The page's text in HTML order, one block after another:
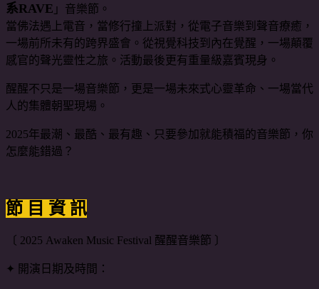
系RAVE 」音樂節。
當佛法遇上電音，當修行撞上派對，從電子音樂到聲音療癒，
一場前所未有的跨界盛會。從視覺科技到內在覺醒，一場顛覆
感官的聲光靈性之旅。活動最後更有重量級嘉賓現身。
醒醒不只是一場音樂節，更是一場未來式心靈革命、一場當代
人的集體朝聖現場。
2025年最潮、最酷、最有趣、只要參加就能積福的音樂節，你
怎麼能錯過？
節 目 資 訊
〔 2025 Awaken Music Festival 醒醒音樂節 〕
✦ 開演日期及時間：